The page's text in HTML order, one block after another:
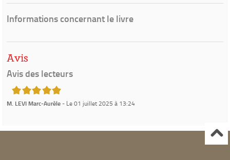
Informations concernant le livre
Avis
Avis des lecteurs
5/5
M. LEVI Marc-Aurèle- Le 01 juillet 2025 à 13:24